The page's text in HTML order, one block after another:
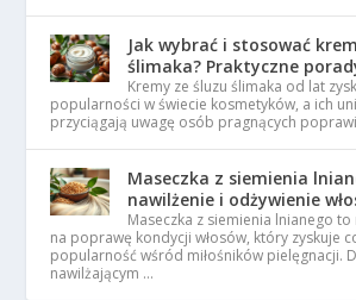
Jak wybrać i stosować
ślimaka? Praktyczne
Kremy ze śluzu ślimaka od lat
popularności w świecie kosmetyków, a ich
przyciągają uwagę osób pragnących
Maseczka z siemienia
nawilżenie i odżywienie
Maseczka z siemienia lnianego
na poprawę kondycji włosów, który zyskuje
popularność wśród miłośników pielęgnacji.
nawilżającym …